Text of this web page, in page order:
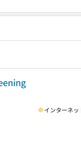
インターネッ